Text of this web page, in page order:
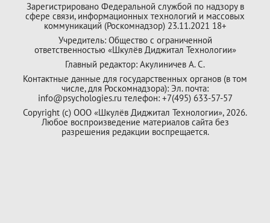
Зарегистрировано Федеральной службой по надзору в
сфере связи, информационных технологий и массовых
коммуникаций (Роскомнадзор) 23.11.2021 18+
Учредитель: Общество с ограниченной
ответственностью «Шкулёв Диджитал Технологии»
Главный редактор: Акулиничев А. С.
Контактные данные для государственных органов (в том
числе, для Роскомнадзора): Эл. почта:
info@psychologies.ru телефон: +7(495) 633-57-57
Copyright (с) ООО «Шкулёв Диджитал Технологии», 2026.
Любое воспроизведение материалов сайта без
разрешения редакции воспрещается.